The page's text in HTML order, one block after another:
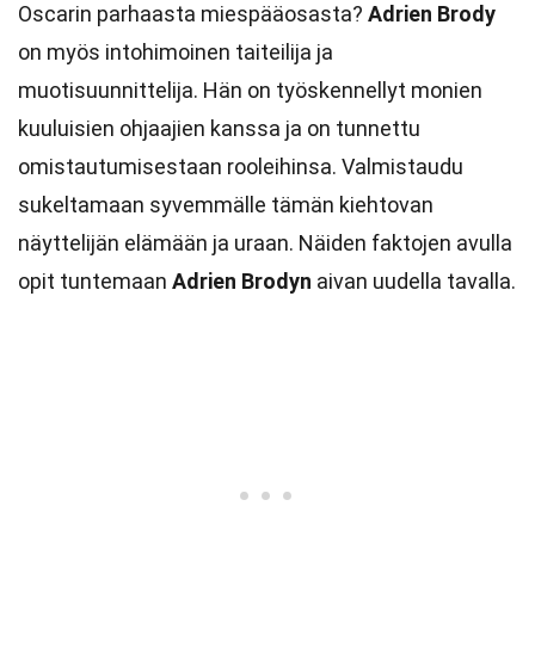
Oscarin parhaasta miespääosasta? Adrien Brody
on myös intohimoinen taiteilija ja
muotisuunnittelija. Hän on työskennellyt monien
kuuluisien ohjaajien kanssa ja on tunnettu
omistautumisestaan rooleihinsa. Valmistaudu
sukeltamaan syvemmälle tämän kiehtovan
näyttelijän elämään ja uraan. Näiden faktojen avulla
opit tuntemaan Adrien Brodyn aivan uudella tavalla.